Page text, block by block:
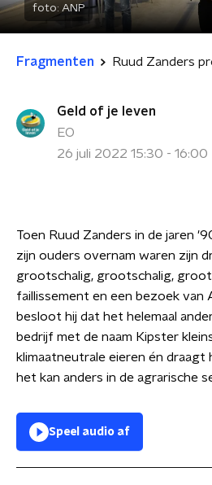
foto: ANP
Fragmenten
Geld of je leven
EO
26 juli 2022 15:30 - 16:00
Toen Ruud Zanders in de jaren
zijn ouders overnam waren zijn
grootschalig, grootschalig,
faillissement en een bezoek van
besloot hij dat het helemaal
bedrijf met de naam Kipster
klimaatneutrale eieren én draagt
het kan anders in de agrarische
Speel audio af